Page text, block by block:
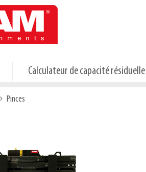
Calculateur de capacité résiduelle
Pinces